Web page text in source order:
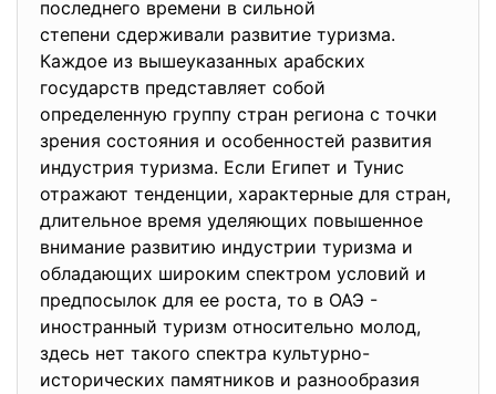
последнего времени в сильной
степени сдерживали развитие туризма.
Каждое из вышеуказанных арабских
государств представляет собой
определенную группу стран региона с точки
зрения состояния и особенностей развития
индустрия туризма. Если Египет и Тунис
отражают тенденции, характерные для стран,
длительное время уделяющих повышенное
внимание развитию индустрии туризма и
обладающих широким спектром условий и
предпосылок для ее роста, то в ОАЭ -
иностранный туризм относительно молод,
здесь нет такого спектра культурно-
исторических памятников и разнообразия